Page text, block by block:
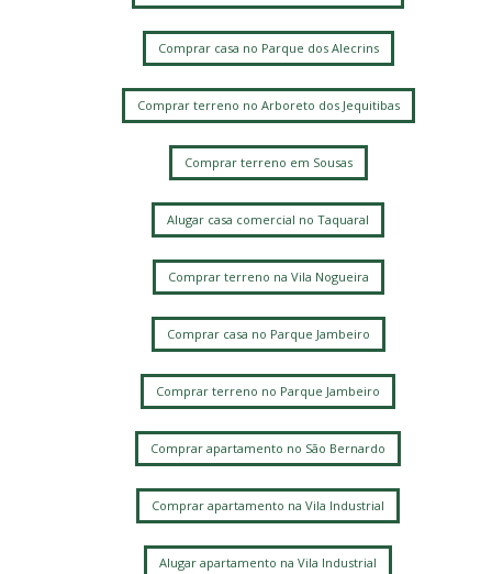
Comprar casa no Parque dos Alecrins
Comprar terreno no Arboreto dos Jequitibas
Comprar terreno em Sousas
Alugar casa comercial no Taquaral
Comprar terreno na Vila Nogueira
Comprar casa no Parque Jambeiro
Comprar terreno no Parque Jambeiro
Comprar apartamento no São Bernardo
Comprar apartamento na Vila Industrial
Alugar apartamento na Vila Industrial